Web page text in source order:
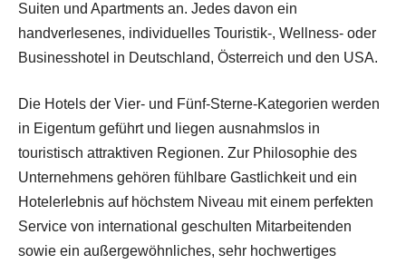
Suiten und Apartments an. Jedes davon ein
handverlesenes, individuelles Touristik-, Wellness- oder
Businesshotel in Deutschland, Österreich und den USA.
Die Hotels der Vier- und Fünf-Sterne-Kategorien werden
in Eigentum geführt und liegen ausnahmslos in
touristisch attraktiven Regionen. Zur Philosophie des
Unternehmens gehören fühlbare Gastlichkeit und ein
Hotelerlebnis auf höchstem Niveau mit einem perfekten
Service von international geschulten Mitarbeitenden
sowie ein außergewöhnliches, sehr hochwertiges